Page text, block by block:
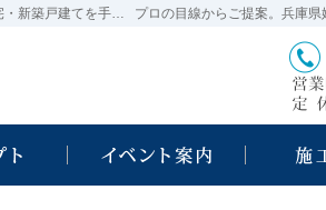
兵庫県姫路市・神戸市・明石市の新築・注文住宅・新築戸建てを手がける工務店ならコージービルダー